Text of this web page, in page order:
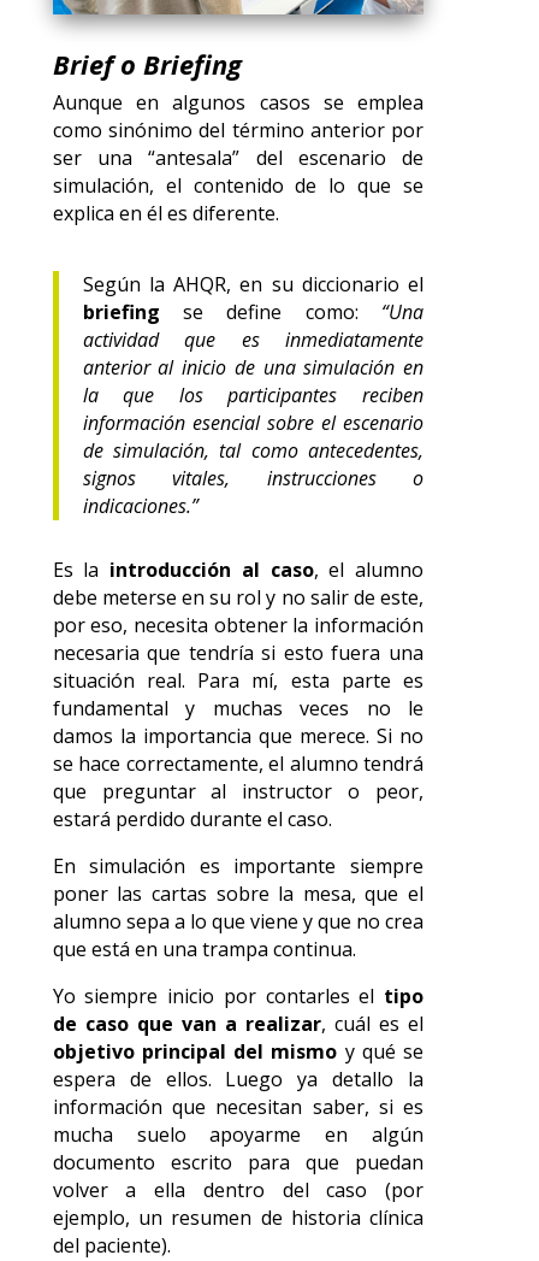
Brief o Briefing
Aunque en algunos casos se emplea
como sinónimo del término anterior por
ser una “antesala” del escenario de
simulación, el contenido de lo que se
explica en él es diferente.
Según la AHQR, en su diccionario el
briefing se define como: “Una
actividad que es inmediatamente
anterior al inicio de una simulación en
la que los participantes reciben
información esencial sobre el escenario
de simulación, tal como antecedentes,
signos vitales, instrucciones o
indicaciones.”
Es la introducción al caso, el alumno
debe meterse en su rol y no salir de este,
por eso, necesita obtener la información
necesaria que tendría si esto fuera una
situación real. Para mí, esta parte es
fundamental y muchas veces no le
damos la importancia que merece. Si no
se hace correctamente, el alumno tendrá
que preguntar al instructor o peor,
estará perdido durante el caso.
En simulación es importante siempre
poner las cartas sobre la mesa, que el
alumno sepa a lo que viene y que no crea
que está en una trampa continua.
Yo siempre inicio por contarles el tipo
de caso que van a realizar, cuál es el
objetivo principal del mismo y qué se
espera de ellos. Luego ya detallo la
información que necesitan saber, si es
mucha suelo apoyarme en algún
documento escrito para que puedan
volver a ella dentro del caso (por
ejemplo, un resumen de historia clínica
del paciente).